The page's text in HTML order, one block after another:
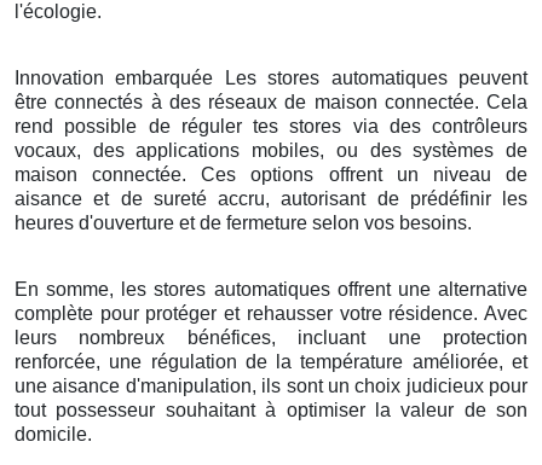
l'écologie.
Innovation embarquée Les stores automatiques peuvent
être connectés à des réseaux de maison connectée. Cela
rend possible de réguler tes stores via des contrôleurs
vocaux, des applications mobiles, ou des systèmes de
maison connectée. Ces options offrent un niveau de
aisance et de sureté accru, autorisant de prédéfinir les
heures d'ouverture et de fermeture selon vos besoins.
En somme, les stores automatiques offrent une alternative
complète pour protéger et rehausser votre résidence. Avec
leurs nombreux bénéfices, incluant une protection
renforcée, une régulation de la température améliorée, et
une aisance d'manipulation, ils sont un choix judicieux pour
tout possesseur souhaitant à optimiser la valeur de son
domicile.